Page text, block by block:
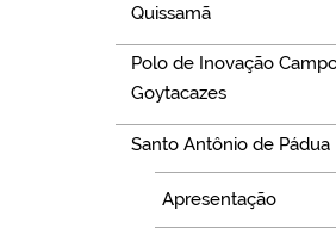
Quissamã
Polo de Inovação
Goytacazes
Santo Antônio de Pádua
Apresentação